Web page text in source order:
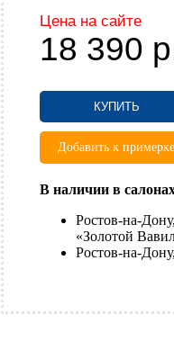
Цена на сайте
18 390
КУПИТЬ
Добавить к примерке
В наличии в
Ростов-на-
«Золотой
Ростов-на-